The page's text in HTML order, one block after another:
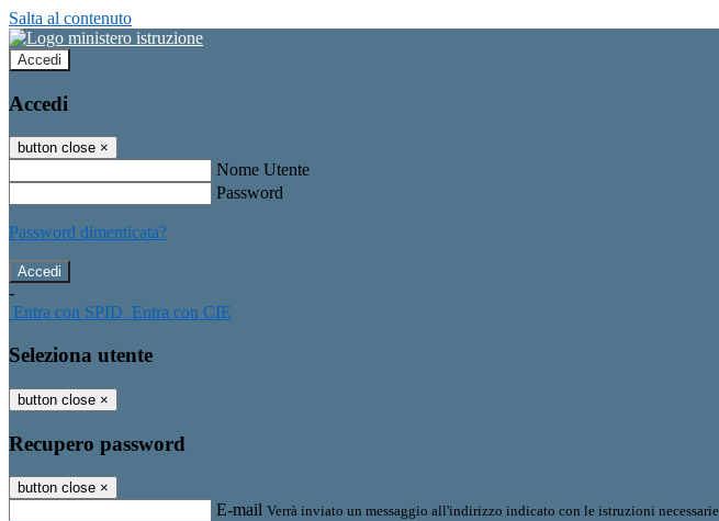
Salta al contenuto
Accedi
Accedi
button close ×
Nome Utente
Password
Password dimenticata?
-
Entra con SPID Entra con CIE
Seleziona utente
button close ×
Recupero password
button close ×
E-mail Verrà inviato un messaggio all'indirizzo indicato con le istruzioni